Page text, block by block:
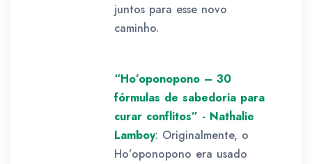
juntos para esse novo
caminho.
“Ho’oponopono – 30
fórmulas de sabedoria para
curar conflitos” - Nathalie
Lamboy: Originalmente, o
Ho’oponopono era usado